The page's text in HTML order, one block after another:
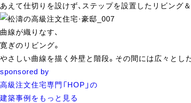
あえて仕切りを設けず、ステップを設置したリビング
曲線が織りなす、
寛ぎのリビング。
やさしい曲線を描く外壁と階段。その間には広々とし
sponsored by
高級注文住宅専門「HOP」の
建築事例をもっと見る